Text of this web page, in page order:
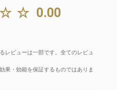
0.00
レビューは一部です。全てのレビュ
果・効能を保証するものではありま